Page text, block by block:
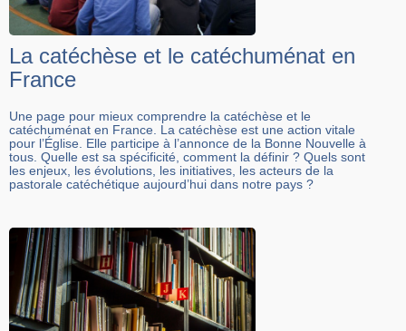
La catéchèse et le catéchuménat en
France
Une page pour mieux comprendre la catéchèse et le
catéchuménat en France. La catéchèse est une action vitale
pour l’Église. Elle participe à l’annonce de la Bonne Nouvelle à
tous. Quelle est sa spécificité, comment la définir ? Quels sont
les enjeux, les évolutions, les initiatives, les acteurs de la
pastorale catéchétique aujourd’hui dans notre pays ?